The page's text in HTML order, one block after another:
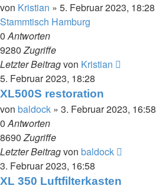
von Kristian » 5. Februar 2023, 18:28
Stammtisch Hamburg
0Antworten
9280Zugriffe
Letzter Beitragvon Kristian
5. Februar 2023, 18:28
XL500S restoration
von baldock » 3. Februar 2023, 16:58
0Antworten
8690Zugriffe
Letzter Beitragvon baldock
3. Februar 2023, 16:58
XL 350 Luftfilterkasten